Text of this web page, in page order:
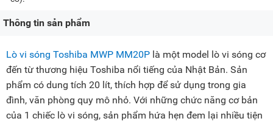
Thông tin sản phẩm
Lò vi sóng Toshiba MWP MM20P là một model lò vi sóng cơ
đến từ thương hiệu Toshiba nổi tiếng của Nhật Bản. Sản
phẩm có dung tích 20 lít, thích hợp để sử dụng trong gia
đình, văn phòng quy mô nhỏ. Với những chức năng cơ bản
của 1 chiếc lò vi sóng, sản phẩm hứa hẹn đem lại nhiều tiện